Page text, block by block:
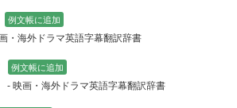
例文帳に追加
・海外ドラマ英語字幕翻訳辞書
例文帳に追加
- 映画・海外ドラマ英語字幕翻訳辞書